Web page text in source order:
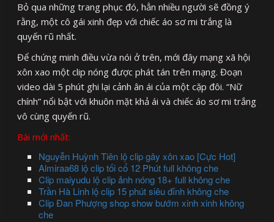
Bỏ qua những trang phục đó, hẳn nhiều người sẽ đồng ý
rằng, một cô gái xinh đẹp với chiếc áo sơ mi trắng là
quyến rũ nhất.
Để chứng minh điều vừa nói ở trên, mới đây mạng xã hội
xôn xao một clip nóng được phát tán trên mạng. Đoạn
video dài 5 phút ghi lại cảnh ân ái của một cặp đôi. “Nữ
chính” nổi bật với khuôn mặt khả ái và chiếc áo sơ mi trắng
vô cùng quyến rũ.
Bài mới nhất:
Nguyễn Huỳnh Tiên lộ clip gây xôn xao [Cực Hot]
Almiraa68 lộ clip tối cổ 12 Phút full không che
Clip maiyudu lộ clip ảnh nóng 18+ full không che
Trần Hà Linh lộ clip 15 phút siêu đỉnh không che
Clip Đan Phượng shop show bướm xinh xinh không
che